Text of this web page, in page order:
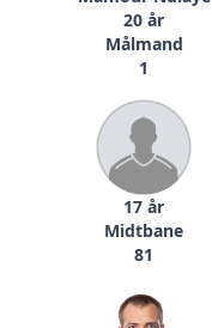
20 år
Målmand
1
17 år
Midtbane
81